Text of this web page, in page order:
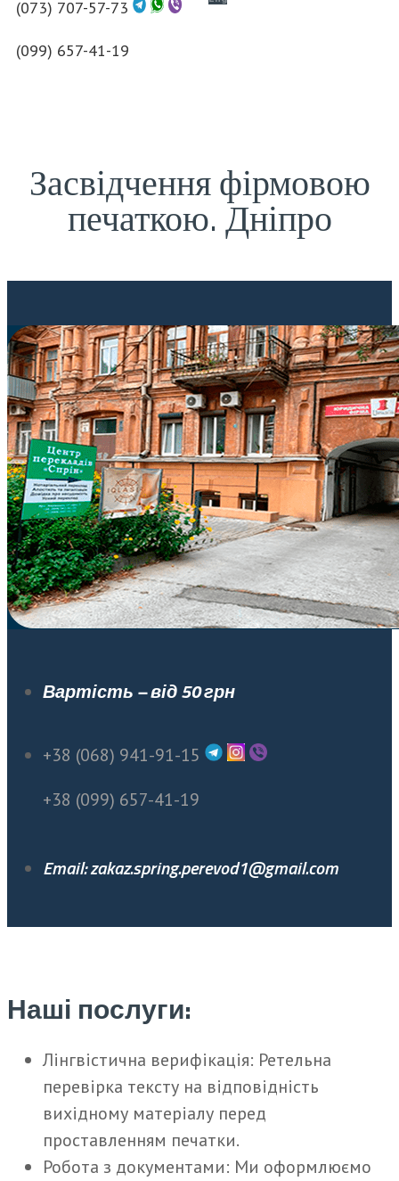
(073) 707-57-73
(099) 657-41-19
Засвідчення фірмовою
печаткою. Дніпро
Вартість – від 50 грн
+38 (068) 941-91-15
+38 (099) 657-41-19
Email: zakaz.spring.perevod1@gmail.com
Наші послуги:
Лінгвістична верифікація: Ретельна
перевірка тексту на відповідність
вихідному матеріалу перед
проставленням печатки.
Робота з документами: Ми оформлюємо